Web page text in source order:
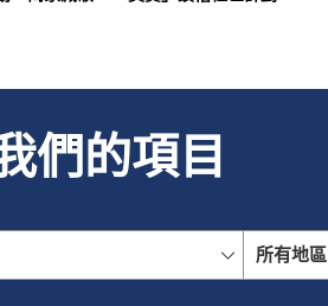
們的項目
所有地區